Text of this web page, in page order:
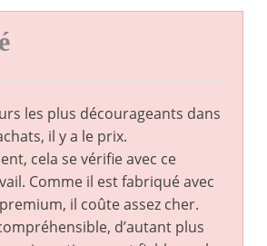
les plus décourageants dans
il y a le prix.
cela se vérifie avec ce
Comme il est fabriqué avec
il coûte assez cher.
d’autant plus